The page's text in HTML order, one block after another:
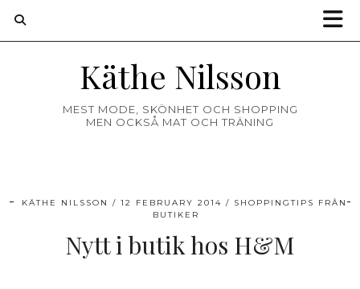
Käthe Nilsson
MEST MODE, SKÖNHET OCH SHOPPING
MEN OCKSÅ MAT OCH TRÄNING
KÄTHE NILSSON 12 FEBRUARY 2014
SHOPPINGTIPS FRÅN
BUTIKER
Nytt i butik hos H&M